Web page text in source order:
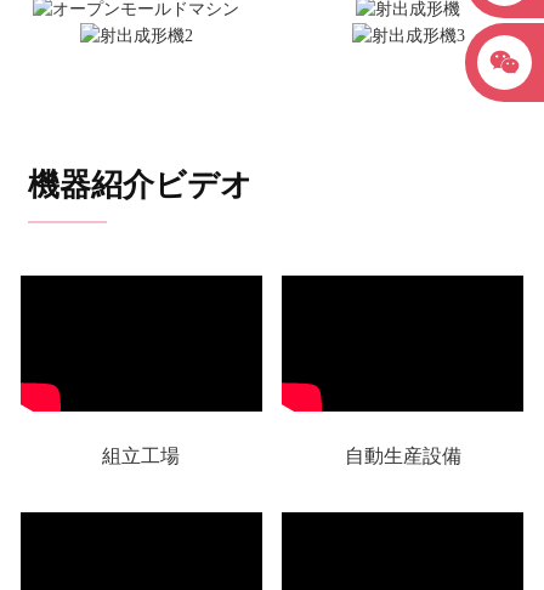
機器紹介ビデオ
組立工場 自動生産設備